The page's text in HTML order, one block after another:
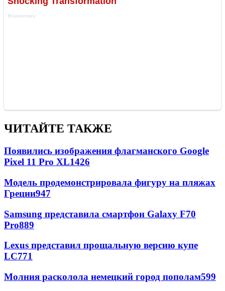
ЧИТАЙТЕ ТАКЖЕ
Появились изображения флагманского Google
Pixel 11 Pro XL1426
Модель продемонстрировала фигуру на пляжах
Греции947
Samsung представила смартфон Galaxy F70
Pro889
Lexus представил прощальную версию купе
LC771
Молния расколола немецкий город пополам599